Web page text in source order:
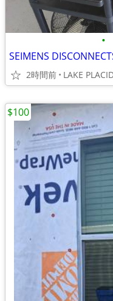
•
SEIMENS
2時間前 LAKE
$100